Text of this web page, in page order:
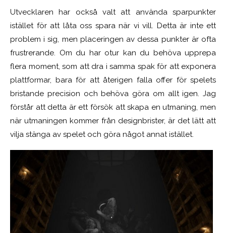
Utvecklaren har också valt att använda sparpunkter
istället för att låta oss spara när vi vill. Detta är inte ett
problem i sig, men placeringen av dessa punkter är ofta
frustrerande. Om du har otur kan du behöva upprepa
flera moment, som att dra i samma spak för att exponera
plattformar, bara för att återigen falla offer för spelets
bristande precision och behöva göra om allt igen. Jag
förstår att detta är ett försök att skapa en utmaning, men
när utmaningen kommer från designbrister, är det lätt att
vilja stänga av spelet och göra något annat istället.